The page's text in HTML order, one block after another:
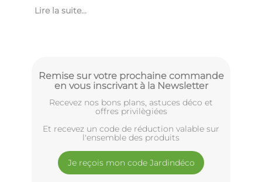
Lire la suite...
Remise sur votre prochaine commande
en vous inscrivant à la Newsletter
Recevez nos bons plans, astuces déco et
offres privilègiées
Et recevez un code de réduction valable sur
l'ensemble des produits
Je reçois mon code Jardindéco